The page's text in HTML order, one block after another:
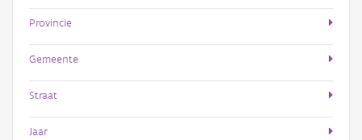
Provincie
Gemeente
Straat
Jaar